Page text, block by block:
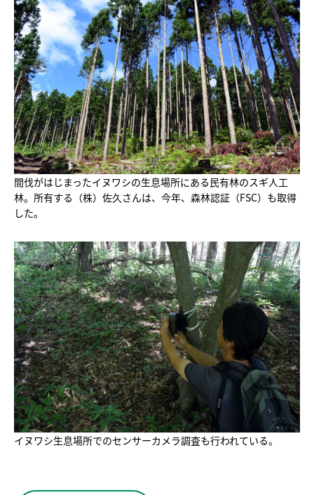
間伐がはじまったイヌワシの生息場所にある民有林のスギ人工
林。所有する（株）佐久さんは、今年、森林認証（FSC）も取得
した。
イヌワシ生息場所でのセンサーカメラ調査も行われている。